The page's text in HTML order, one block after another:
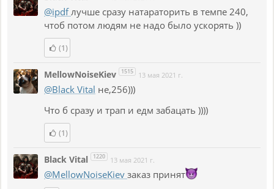
@ipdf лучше сразу натараторить в темпе 240,
чтоб потом людям не надо было ускорять ))
(1)
MellowNoiseKiev 1515 13 мая 2021 г.
@Black Vital не,256)))
Что б сразу и трап и едм забацать ))))
(1)
Black Vital 1220 13 мая 2021 г.
@MellowNoiseKiev заказ принят